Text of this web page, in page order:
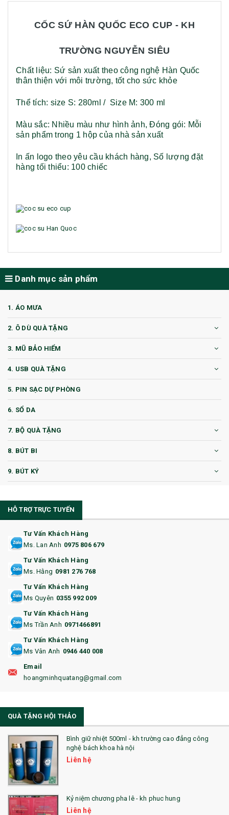
CỐC SỨ HÀN QUỐC ECO CUP - KH
TRƯỜNG NGUYỄN SIÊU
Chất liệu: Sứ sản xuất theo công nghệ Hàn Quốc
thân thiện với môi trường, tốt cho sức khỏe
Thể tích: size S: 280ml / Size M: 300 ml
Màu sắc: Nhiều màu như hình ảnh,Đóng gói: Mỗi
sản phẩm trong 1 hộp của nhà sản xuất
In ấn logo theo yêu cầu khách hàng, Số lượng đặt
hàng tối thiểu: 100 chiếc
Danh mục sản phẩm
1. ÁO MƯA
2. Ô DÙ QUÀ TẶNG
3. MŨ BẢO HIỂM
4. USB QUÀ TẶNG
5. PIN SẠC DỰ PHÒNG
6. SỔ DA
7. BỘ QUÀ TẶNG
8. BÚT BI
9. BÚT KÝ
11. CỐC/BÌNH GIỮ NHIỆT
12. BÌNH NƯỚC
14. HỘP/VÍ ĐỰNG NAMECARD
15. BỘ BẤM MÓNG
16. BAO HỘ CHIẾU
18. ẤM CHÉN QUÀ TẶNG
19. ĐỒNG HỒ TREO TƯỜNG
22. ĐỒNG HỒ ĐỂ BÀN
23. QÙA TẶNG ĐỘC ĐÁO
24. QÙA TẶNG PHA LÊ
25. QUÀ TẶNG GLASSLOCK
26. QUÀ TẶNG LUMINARC
HỖ TRỢ TRỰC TUYẾN
Tư Vấn Khách Hàng
Ms. Lan Anh 0975 806 679
Tư Vấn Khách Hàng
Ms. Hằng 0981 276 768
Tư Vấn Khách Hàng
Ms Quyên 0355 992 009
Tư Vấn Khách Hàng
Ms Trần Anh 0971466891
Tư Vấn Khách Hàng
Ms Vân Anh 0946 440 008
Email
hoangminhquatang@gmail.com
QUÀ TẶNG HỘI THẢO
Bình giữ nhiệt 500ml - kh trường cao đẳng công
nghệ bách khoa hà nội
Liên hệ
Kỷ niệm chương pha lê - kh phuc hung
Liên hệ